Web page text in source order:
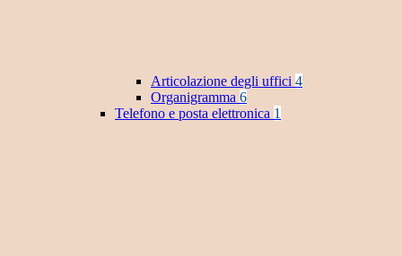
Articolazione degli uffici 4
Organigramma 6
Telefono e posta elettronica 1